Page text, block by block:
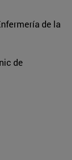
de la
de